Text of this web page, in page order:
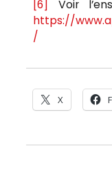
[6]
Voir
https://
/
X